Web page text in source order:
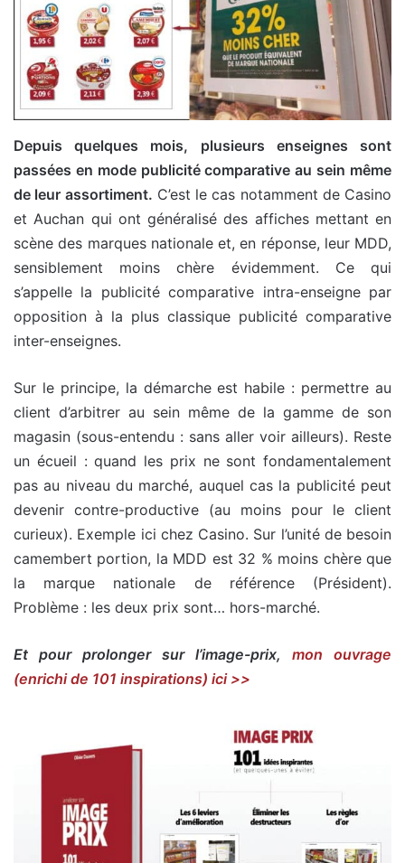
Depuis quelques mois, plusieurs enseignes sont
passées en mode publicité comparative au sein même
de leur assortiment. C’est le cas notamment de Casino
et Auchan qui ont généralisé des affiches mettant en
scène des marques nationale et, en réponse, leur MDD,
sensiblement moins chère évidemment. Ce qui
s’appelle la publicité comparative intra-enseigne par
opposition à la plus classique publicité comparative
inter-enseignes.
Sur le principe, la démarche est habile : permettre au
client d’arbitrer au sein même de la gamme de son
magasin (sous-entendu : sans aller voir ailleurs). Reste
un écueil : quand les prix ne sont fondamentalement
pas au niveau du marché, auquel cas la publicité peut
devenir contre-productive (au moins pour le client
curieux). Exemple ici chez Casino. Sur l’unité de besoin
camembert portion, la MDD est 32 % moins chère que
la marque nationale de référence (Président).
Problème : les deux prix sont… hors-marché.
Et pour prolonger sur l’image-prix, mon ouvrage
(enrichi de 101 inspirations) ici >>